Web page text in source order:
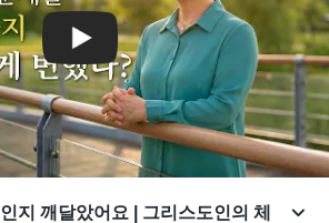
지 깨달았어요 | 그리스도인의 체